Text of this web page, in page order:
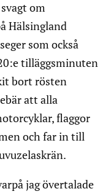
om
Hälsingland
som också
tilläggsminuten
bort rösten
att alla
flaggor
och far in till
jag övertalade